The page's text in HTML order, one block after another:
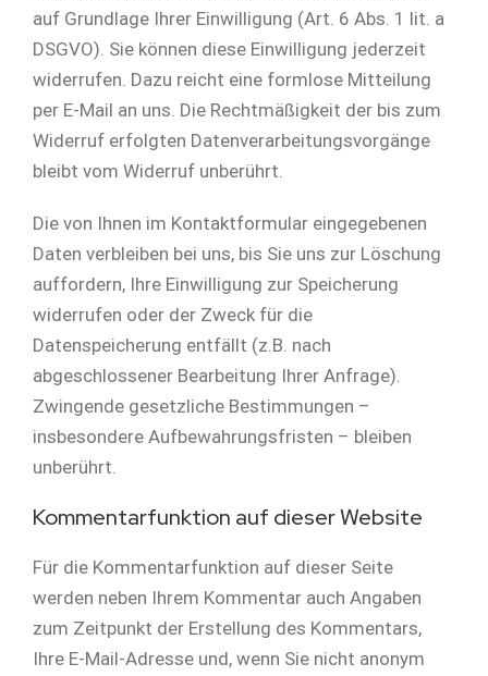
auf Grundlage Ihrer Einwilligung (Art. 6 Abs. 1 lit. a
DSGVO). Sie können diese Einwilligung jederzeit
widerrufen. Dazu reicht eine formlose Mitteilung
per E-Mail an uns. Die Rechtmäßigkeit der bis zum
Widerruf erfolgten Datenverarbeitungsvorgänge
bleibt vom Widerruf unberührt.
Die von Ihnen im Kontaktformular eingegebenen
Daten verbleiben bei uns, bis Sie uns zur Löschung
auffordern, Ihre Einwilligung zur Speicherung
widerrufen oder der Zweck für die
Datenspeicherung entfällt (z.B. nach
abgeschlossener Bearbeitung Ihrer Anfrage).
Zwingende gesetzliche Bestimmungen –
insbesondere Aufbewahrungsfristen – bleiben
unberührt.
Kommentarfunktion auf dieser Website
Für die Kommentarfunktion auf dieser Seite
werden neben Ihrem Kommentar auch Angaben
zum Zeitpunkt der Erstellung des Kommentars,
Ihre E-Mail-Adresse und, wenn Sie nicht anonym